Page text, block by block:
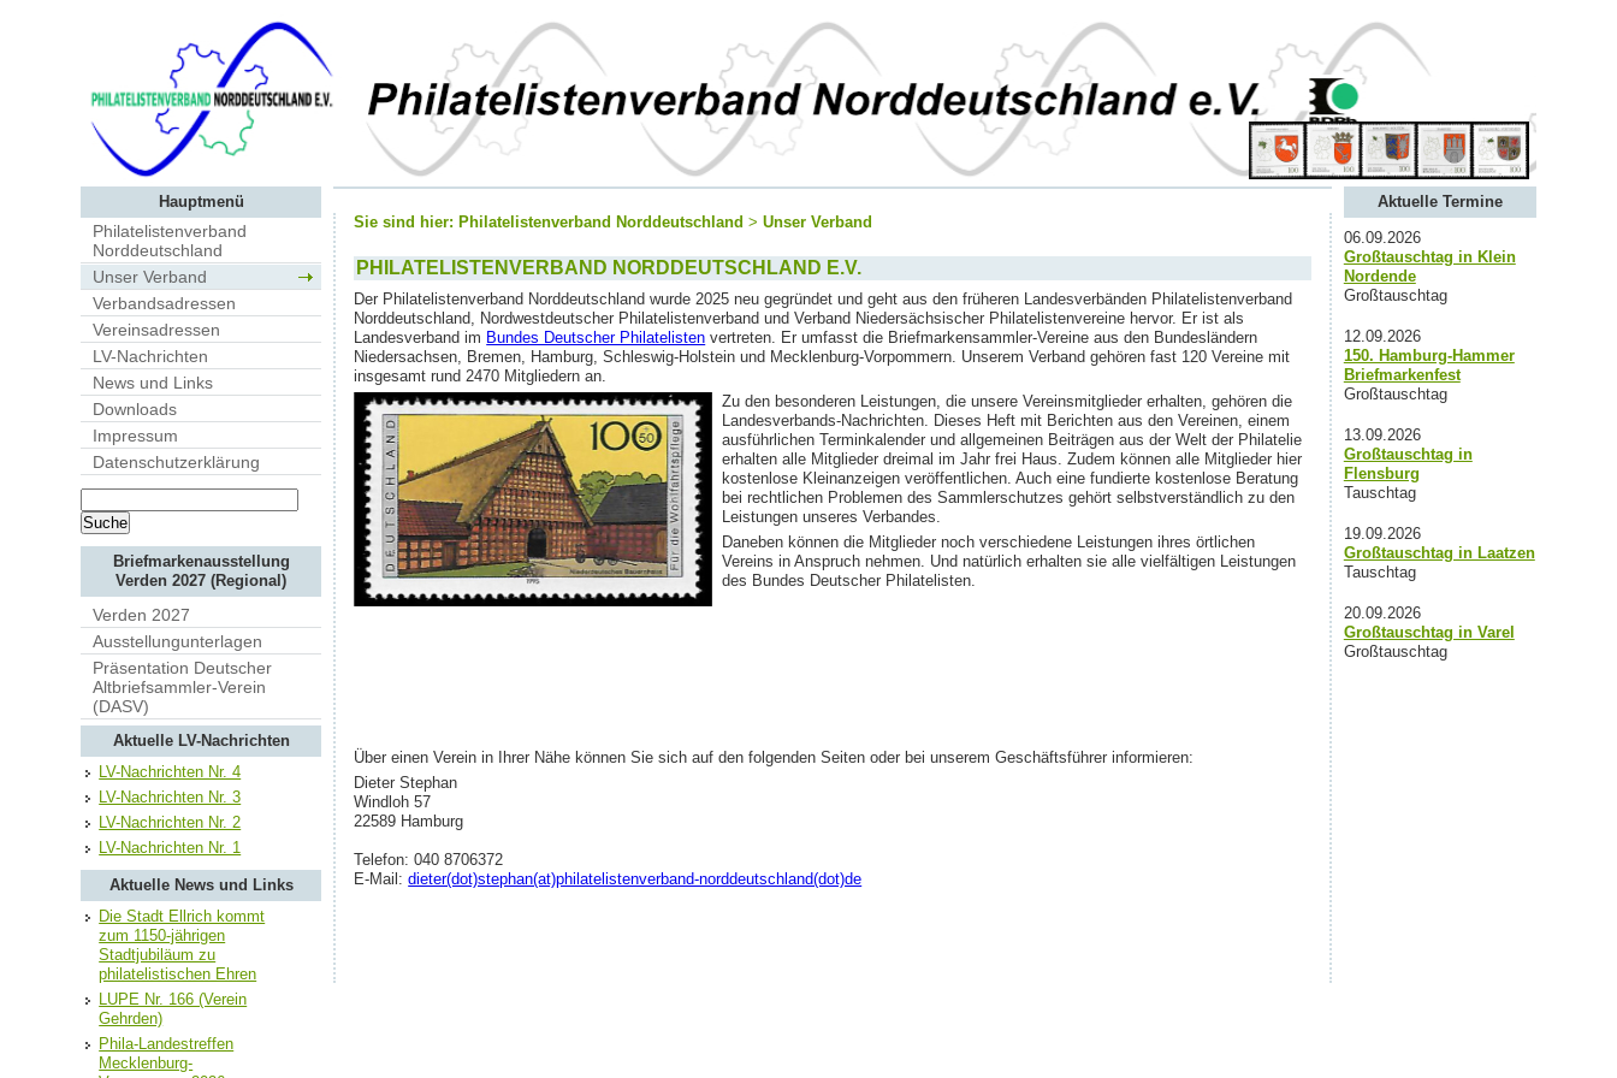
Hauptmenü
Philatelistenverband
Norddeutschland
Unser Verband
Verbandsadressen
Vereinsadressen
LV-Nachrichten
News und Links
Downloads
Impressum
Datenschutzerklärung
Briefmarkenausstellung
Verden 2027 (Regional)
Verden 2027
Ausstellungunterlagen
Präsentation Deutscher
Altbriefsammler-Verein
(DASV)
Aktuelle LV-Nachrichten
LV-Nachrichten Nr. 4
LV-Nachrichten Nr. 3
LV-Nachrichten Nr. 2
LV-Nachrichten Nr. 1
Aktuelle News und Links
Die Stadt Ellrich kommt
zum 1150-jährigen
Stadtjubiläum zu
philatelistischen Ehren
LUPE Nr. 166 (Verein
Gehrden)
Phila-Landestreffen
Mecklenburg-
Aktuelle Termine
06.09.2026
Großtauschtag in Klein
Nordende
Großtauschtag
12.09.2026
150. Hamburg-Hammer
Briefmarkenfest
Großtauschtag
13.09.2026
Großtauschtag in
Flensburg
Tauschtag
19.09.2026
Großtauschtag in Laatzen
Tauschtag
20.09.2026
Großtauschtag in Varel
Großtauschtag
Sie sind hier: Philatelistenverband Norddeutschland >Unser Verband
PHILATELISTENVERBAND NORDDEUTSCHLAND E.V.
Der Philatelistenverband Norddeutschland wurde 2025 neu gegründet und geht aus den früheren Landesverbänden Philatelistenverband
Norddeutschland, Nordwestdeutscher Philatelistenverband und Verband Niedersächsischer Philatelistenvereine hervor. Er ist als
Landesverband im Bundes Deutscher Philatelisten vertreten. Er umfasst die Briefmarkensammler-Vereine aus den Bundesländern
Niedersachsen, Bremen, Hamburg, Schleswig-Holstein und Mecklenburg-Vorpommern. Unserem Verband gehören fast 120 Vereine mit
insgesamt rund 2470 Mitgliedern an.
Zu den besonderen Leistungen, die unsere Vereinsmitglieder erhalten, gehören die
Landesverbands-Nachrichten. Dieses Heft mit Berichten aus den Vereinen, einem
ausführlichen Terminkalender und allgemeinen Beiträgen aus der Welt der Philatelie
erhalten alle Mitglieder dreimal im Jahr frei Haus. Zudem können alle Mitglieder hier
kostenlose Kleinanzeigen veröffentlichen. Auch eine fundierte kostenlose Beratung
bei rechtlichen Problemen des Sammlerschutzes gehört selbstverständlich zu den
Leistungen unseres Verbandes.
Daneben können die Mitglieder noch verschiedene Leistungen ihres örtlichen
Vereins in Anspruch nehmen. Und natürlich erhalten sie alle vielfältigen Leistungen
des Bundes Deutscher Philatelisten.
Über einen Verein in Ihrer Nähe können Sie sich auf den folgenden Seiten oder bei unserem Geschäftsführer informieren:
Dieter Stephan
Windloh 57
22589 Hamburg
Telefon: 040 8706372
E-Mail:dieter(dot)stephan(at)philatelistenverband-norddeutschland(dot)de